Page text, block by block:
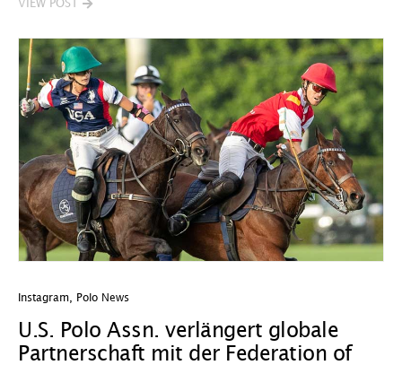
VIEW POST
Instagram Polo News
U.S. Polo Assn. verlängert globale
Partnerschaft mit der Federation of